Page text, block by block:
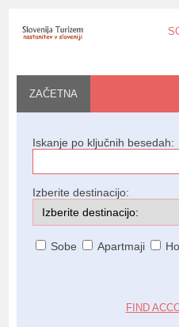
ZAČETNA
Iskanje po ključnih besedah:
Izberite destinacijo:
Sobe Apartmaji
FIND